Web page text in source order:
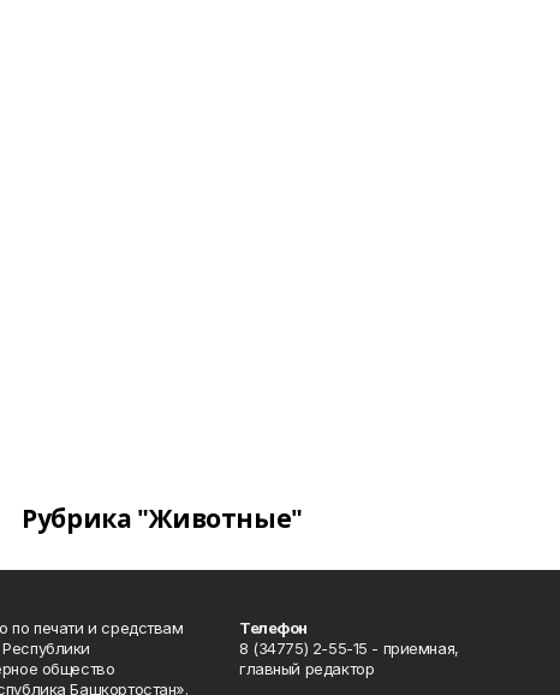
Рубрика "Животные"
по печати и средствам
общество
Башкортостан».
Телефон
8 (34775) 2-55-15 - приемная,
главный редактор